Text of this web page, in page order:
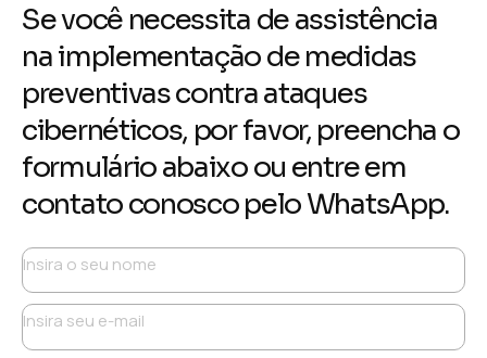
Se você necessita de assistência
na implementação de medidas
preventivas contra ataques
cibernéticos, por favor, preencha o
formulário abaixo ou entre em
contato conosco pelo WhatsApp.